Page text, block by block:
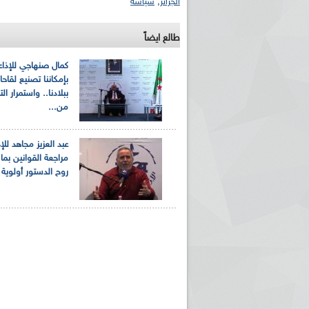
طالع ايضاً
كمال صنهاجي
بإمكاننا تصنيع
ببلادنا.. واستمرار
من...
عبد العزيز مجاهد
مراجعة القوانين
روح الدستور أولوية
حول مرافقة وتغطية الإنتخابات المحلية لـ27